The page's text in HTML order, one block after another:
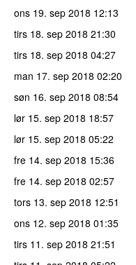
ons 19. sep 2018 12:13
tirs 18. sep 2018 21:30
tirs 18. sep 2018 04:27
man 17. sep 2018 02:20
søn 16. sep 2018 08:54
lør 15. sep 2018 18:57
lør 15. sep 2018 05:22
fre 14. sep 2018 15:36
fre 14. sep 2018 02:57
tors 13. sep 2018 12:51
ons 12. sep 2018 01:35
tirs 11. sep 2018 21:51